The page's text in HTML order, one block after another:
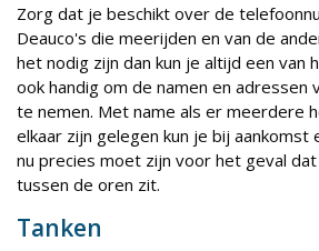
Zorg dat je beschikt over de
Deauco's die meerijden en van de
het nodig zijn dan kun je altijd een van
ook handig om de namen en adressen
te nemen. Met name als er meerdere
elkaar zijn gelegen kun je bij aankomst
nu precies moet zijn voor het geval
tussen de oren zit.
Tanken